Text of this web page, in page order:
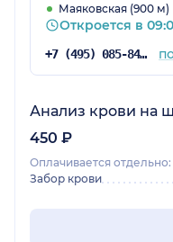
Маяковская (900 м)
Откроется в
+7 (495) 085-84-25
Анализ крови на
450 ₽
Оплачивается отдельно:
Забор крови